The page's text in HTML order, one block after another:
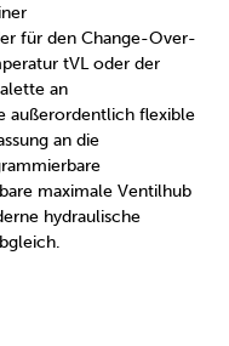
für den Change-Over-
tVL oder der
an
außerordentlich flexible
an die
maximale Ventilhub
hydraulische